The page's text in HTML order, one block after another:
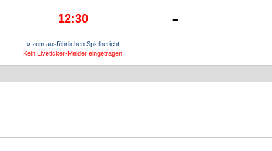
12:30 -
» zum ausführlichen Spielbericht
Kein Liveticker-Melder eingetragen